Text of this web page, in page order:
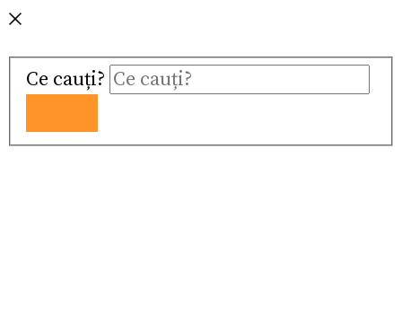
Ce cauți?